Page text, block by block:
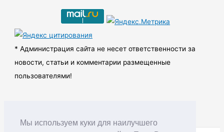
Мы используем куки для наилучшего
ы
* Администрация сайта не несет ответственности за
новости, статьи и комментарии размещенные
пользователями!